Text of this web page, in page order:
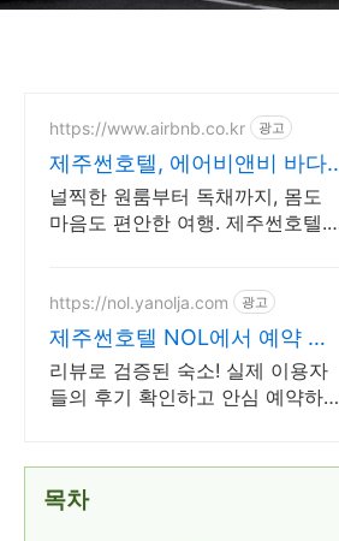
https://www.airbnb.co.kr 광고
제주썬호텔, 에어비앤비 바다
와 돌담 사이 감성 숙소
널찍한 원룸부터 독채까지, 몸도
마음도 편안한 여행. 제주썬호텔.
만나보세요.
https://nol.yanolja.com 광고
제주썬호텔 NOL에서 예약 오
늘의 숙박 핫딜!
리뷰로 검증된 숙소! 실제 이용자
들의 후기 확인하고 안심 예약하세
목차